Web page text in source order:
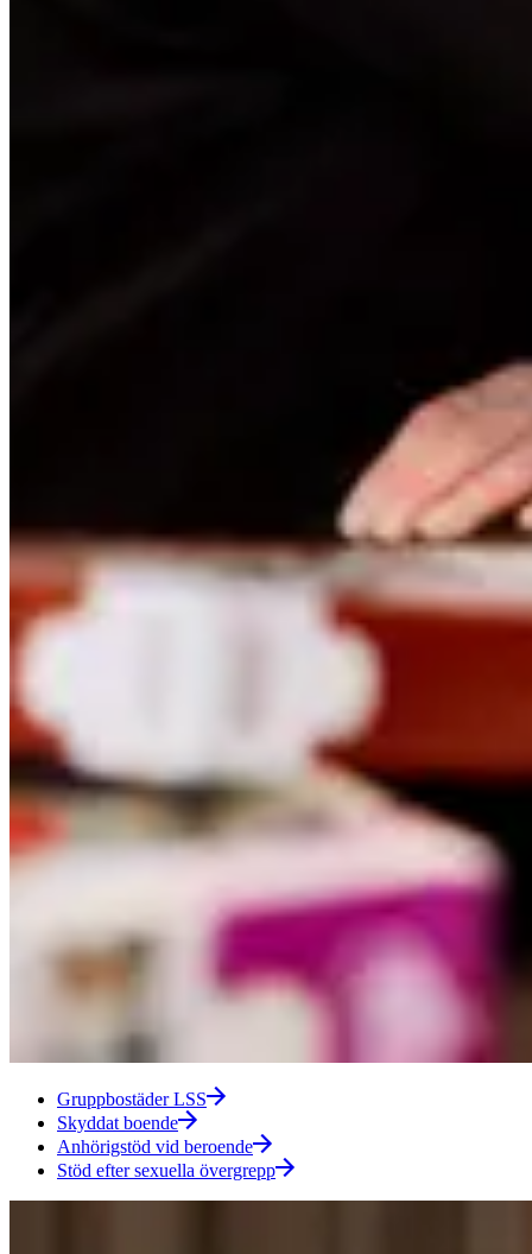
Gruppbostäder LSS
Skyddat boende
Anhörigstöd vid beroende
Stöd efter sexuella övergrepp